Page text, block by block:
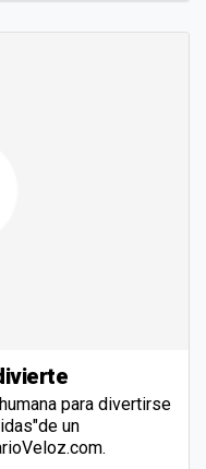
para divertirse
un